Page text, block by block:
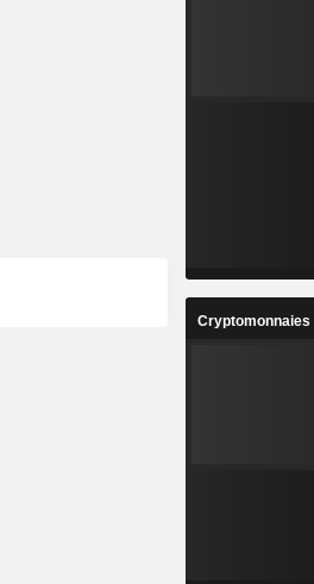
Cryptomonnaies